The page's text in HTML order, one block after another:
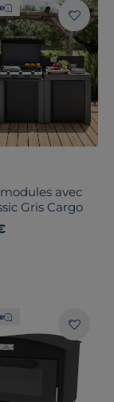
avec
Gris Cargo